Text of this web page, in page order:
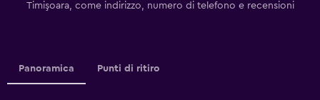
Timişoara, come indirizzo, numero di telefono e recensioni
Panoramica Punti di ritiro